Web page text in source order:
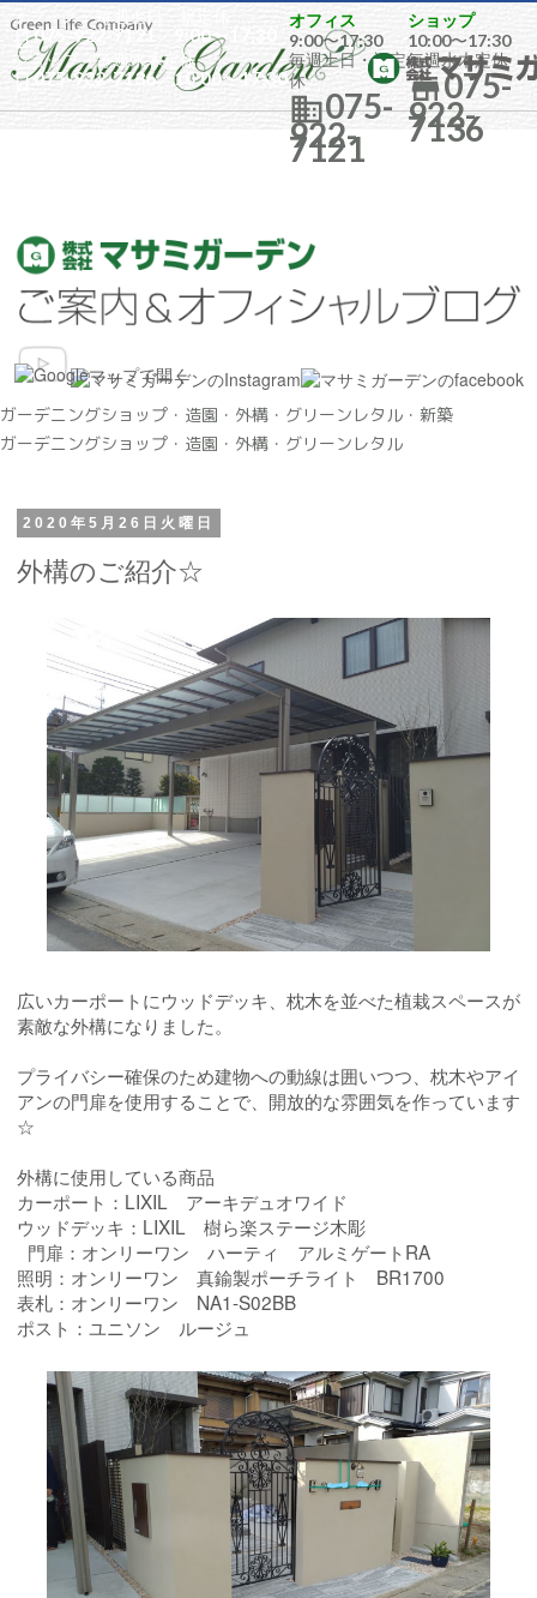
オフィス／
075-922-7121 ／9:00〜17:30
ショップ／毎週水木定休
075-922-7136／10:00〜17:30
オフィス
9:00〜17:30
毎週土日・祝定
休
075-
922-
7121
ショップ
10:00〜17:30
毎週水木定休
075-
922-
7136
ガーデニングショップ・造園・外構・グリーンレタル・新築
ガーデニングショップ・造園・外構・グリーンレタル
2020年5月26日火曜日
外構のご紹介☆
広いカーポートにウッドデッキ、枕木を並べた植栽スペースが
素敵な外構になりました。
プライバシー確保のため建物への動線は囲いつつ、枕木やアイ
アンの門扉を使用することで、開放的な雰囲気を作っています
☆
外構に使用している商品
カーポート：LIXIL アーキデュオワイド
ウッドデッキ：LIXIL 樹ら楽ステージ木彫
門扉：オンリーワン ハーティ アルミゲートRA
照明：オンリーワン 真鍮製ポーチライト BR1700
表札：オンリーワン NA1-S02BB
ポスト：ユニソン ルージュ